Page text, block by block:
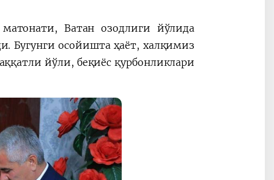
Oʻzbekiston va
Pokiston hamkorligi
Ватан озодлиги йўлида
Бугунги осойишта ҳаёт, халқимиз
йўли, беқиёс қурбонликлари